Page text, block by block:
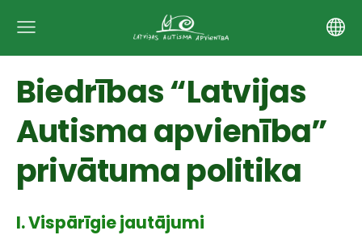
Biedrības “Latvijas
Autisma apvienība”
privātuma politika
I. Vispārīgie jautājumi